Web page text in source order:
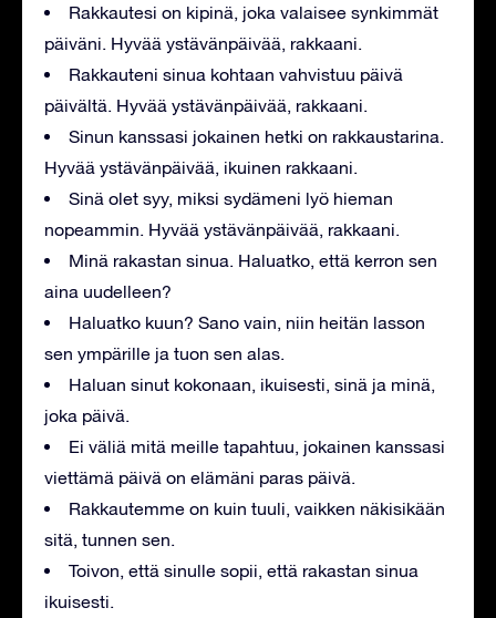
Rakkautesi on kipinä, joka valaisee synkimmät
päiväni. Hyvää ystävänpäivää, rakkaani.
Rakkauteni sinua kohtaan vahvistuu päivä
päivältä. Hyvää ystävänpäivää, rakkaani.
Sinun kanssasi jokainen hetki on rakkaustarina.
Hyvää ystävänpäivää, ikuinen rakkaani.
Sinä olet syy, miksi sydämeni lyö hieman
nopeammin. Hyvää ystävänpäivää, rakkaani.
Minä rakastan sinua. Haluatko, että kerron sen
aina uudelleen?
Haluatko kuun? Sano vain, niin heitän lasson
sen ympärille ja tuon sen alas.
Haluan sinut kokonaan, ikuisesti, sinä ja minä,
joka päivä.
Ei väliä mitä meille tapahtuu, jokainen kanssasi
viettämä päivä on elämäni paras päivä.
Rakkautemme on kuin tuuli, vaikken näkisikään
sitä, tunnen sen.
Toivon, että sinulle sopii, että rakastan sinua
ikuisesti.